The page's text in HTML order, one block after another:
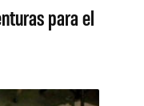
para el